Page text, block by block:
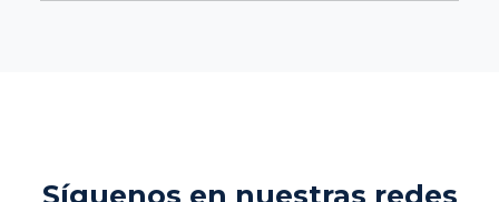
Síguenos en nuestras redes